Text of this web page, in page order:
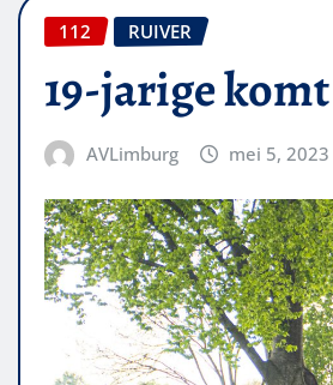
112 RUIVER
19-jarige
AVLimburg mei 5, 2023